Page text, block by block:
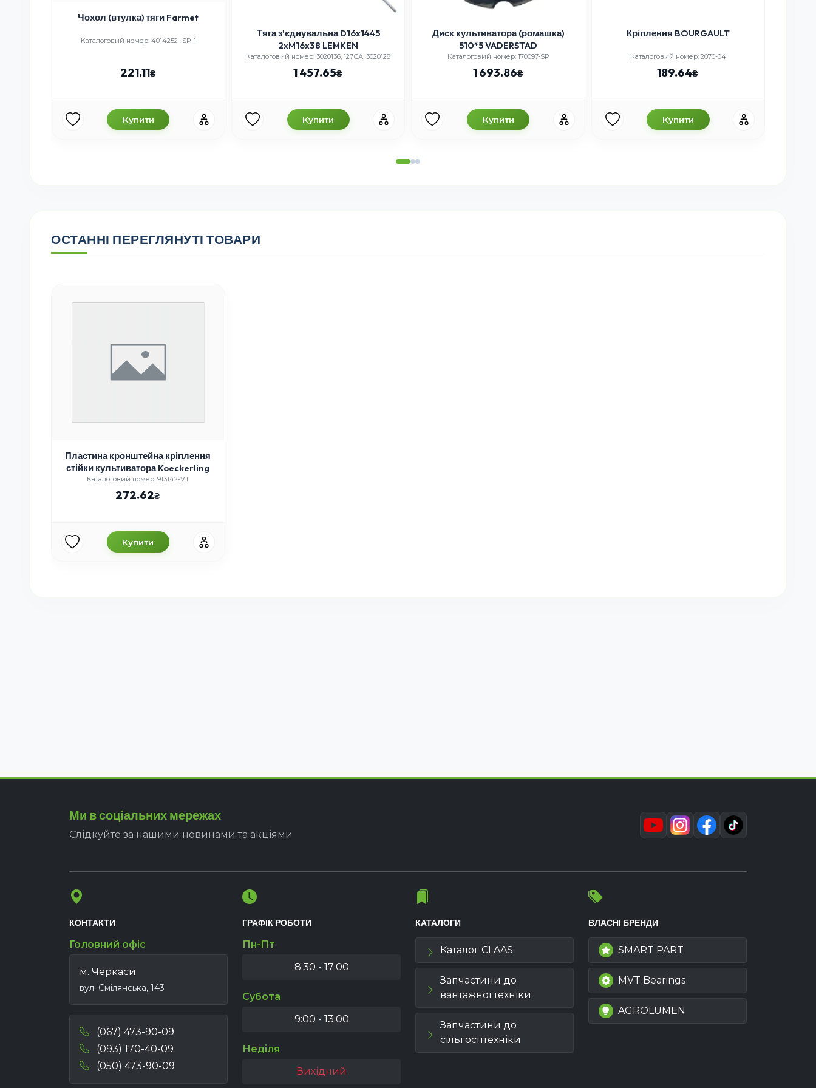
Чохол (втулка) тяги Farmet
Каталоговий номер: 4014252 -SP-1
221.11
Купити
Тяга з'єднувальна D16x1445
2xM16x38 LEMKEN
Каталоговий номер: 3020136, 127СА, 3020128
1 457.65
Купити
Диск культиватора (ромашка)
510*5 VADERSTAD
Каталоговий номер: 170097-SP
1 693.86
Купити
Кріплення BOURGAULT
Каталоговий номер: 2070-04
189.64
Купити
ОСТАННІ ПЕРЕГЛЯНУТІ ТОВАРИ
Пластина кронштейна кріплення
стійки культиватора Koeckerling
Каталоговий номер: 913142-VT
272.62
Купити
Ми в соціальних мережах
Слідкуйте за нашими новинами та акціями
КОНТАКТИ
Головний офіс
м. Черкаси
вул. Смілянська, 143
(067) 473-90-09
(093) 170-40-09
(050) 473-90-09
ГРАФІК РОБОТИ
Пн-Пт
8:30 - 17:00
Субота
9:00 - 13:00
Неділя
Вихідний
КАТАЛОГИ
Каталог CLAAS
Запчастини до
вантажної техніки
Запчастини до
сільгосптехніки
ВЛАСНІ БРЕНДИ
SMART PART
MVT Bearings
AGROLUMEN